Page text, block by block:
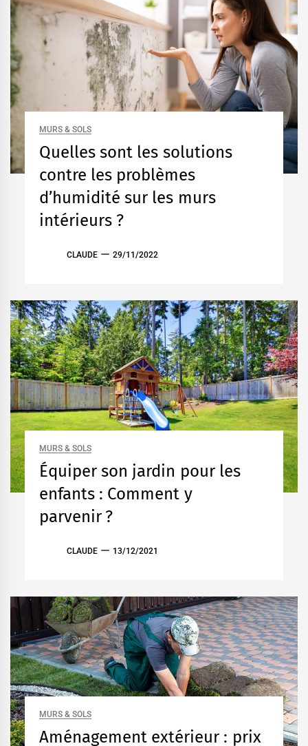
MURS & SOLS
Quelles sont les solutions
contre les problèmes
d’humidité sur les murs
intérieurs ?
CLAUDE 29/11/2022
MURS & SOLS
Équiper son jardin pour les
enfants : Comment y
parvenir ?
CLAUDE 13/12/2021
MURS & SOLS
Aménagement extérieur : prix